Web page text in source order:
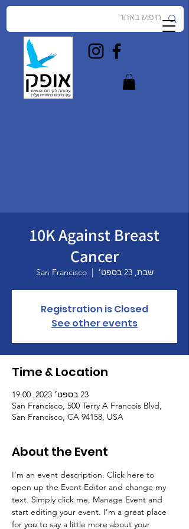
תרומה לעמותה
10K Against Breast
Cancer
שבת, 23 בספט׳
  |
San Francisco
Registration is Closed
See other events
Time & Location
23 בספט׳ 2023, 19:00
San Francisco, 500 Terry A Francois Blvd,
San Francisco, CA 94158, USA
About the Event
I’m an event description. Click here to
open up the Event Editor and change my
text. Simply click me, Manage Event and
start editing your event. I’m a great place
for you to say a little more about your